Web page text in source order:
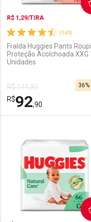
(149)
R$ 1,29/TIRA
Fralda Huggies Pants
Proteção Acolchoada XXG
Unidades
R$ 144,90
R$92,90
36%
COMPRAR
Laboratório
Por Menos
COMPRAR